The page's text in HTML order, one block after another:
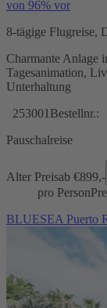
von 96% vor
8-tägige Flugreise,
Charmante Anlage
Tagesanimation,
Unterhaltung
253001 Bestellnr.:
Pauschalreise
Alter Preisab €899,-
pro Person
BLUESEA Puerto